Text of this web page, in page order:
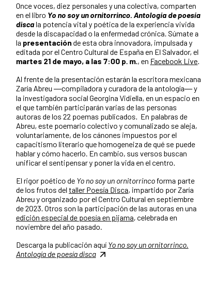
Once voces, diez personales y una colectiva, comparten
en el libro Yo no soy un ornitorrinco. Antología de poesía
discala potencia vital y poética de la experiencia vivida
desde la discapacidad o la enfermedad crónica. Súmate a
la presentaciónde esta obra innovadora, impulsada y
editada por el Centro Cultural de España en El Salvador, el
martes 21 de mayo, a las 7:00 p. m. , en Facebook Live
Al frente de la presentación estarán la escritora mexicana
Zaría Abreu ―compiladora y curadora de la antología― y
la investigadora social Georgina Vidiella, en un espacio en
el que también participarán varias de las personas
autoras de los 22 poemas publicados. En palabras de
Abreu, este poemario colectivo y comunalizado se aleja,
voluntariamente, de los cánones impuestos por el
capacitismo literario que homogeneiza de qué se puede
hablar y cómo hacerlo. En cambio, sus versos buscan
unificar el sentipensar y poner la vida en el centro.
El rigor poético de Yo no soy un ornitorrinco forma parte
de los frutos del taller Poesía Disca, impartido por Zaría
Abreu y organizado por el Centro Cultural en septiembre
de 2023. Otros son la participación de las autoras en una
edición especial de poesía en pijama, celebrada en
noviembre del año pasado.
Descarga la publicación aquí Yo no soy un ornitorrinco.
Antología de poesía disca